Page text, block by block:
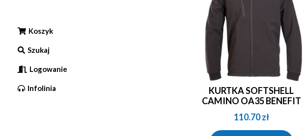
Koszyk
Szukaj
Logowanie
Infolinia
KURTKA SOFTSHELL
CAMINO OA35 BENEFIT
110.70zł